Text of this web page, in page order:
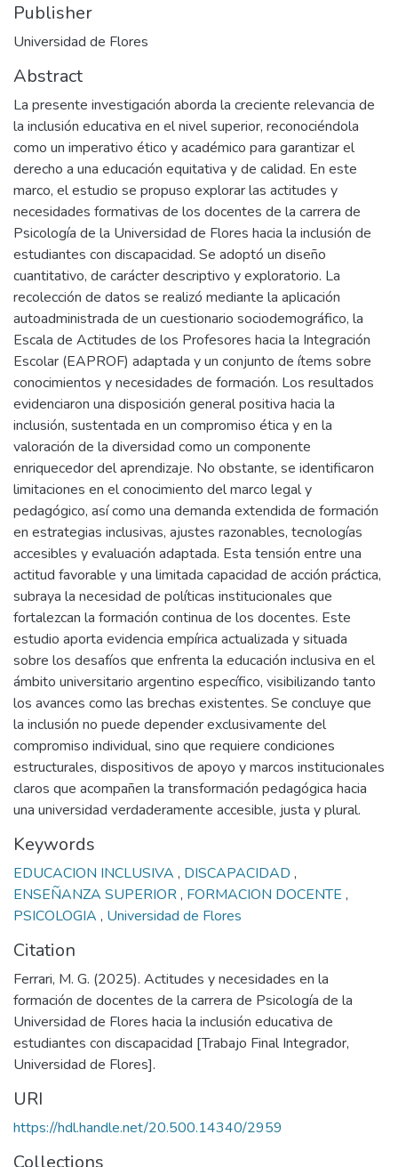
Publisher
Universidad de Flores
Abstract
La presente investigación aborda la creciente relevancia de
la inclusión educativa en el nivel superior, reconociéndola
como un imperativo ético y académico para garantizar el
derecho a una educación equitativa y de calidad. En este
marco, el estudio se propuso explorar las actitudes y
necesidades formativas de los docentes de la carrera de
Psicología de la Universidad de Flores hacia la inclusión de
estudiantes con discapacidad. Se adoptó un diseño
cuantitativo, de carácter descriptivo y exploratorio. La
recolección de datos se realizó mediante la aplicación
autoadministrada de un cuestionario sociodemográfico, la
Escala de Actitudes de los Profesores hacia la Integración
Escolar (EAPROF) adaptada y un conjunto de ítems sobre
conocimientos y necesidades de formación. Los resultados
evidenciaron una disposición general positiva hacia la
inclusión, sustentada en un compromiso ética y en la
valoración de la diversidad como un componente
enriquecedor del aprendizaje. No obstante, se identificaron
limitaciones en el conocimiento del marco legal y
pedagógico, así como una demanda extendida de formación
en estrategias inclusivas, ajustes razonables, tecnologías
accesibles y evaluación adaptada. Esta tensión entre una
actitud favorable y una limitada capacidad de acción práctica,
subraya la necesidad de políticas institucionales que
fortalezcan la formación continua de los docentes. Este
estudio aporta evidencia empírica actualizada y situada
sobre los desafíos que enfrenta la educación inclusiva en el
ámbito universitario argentino específico, visibilizando tanto
los avances como las brechas existentes. Se concluye que
la inclusión no puede depender exclusivamente del
compromiso individual, sino que requiere condiciones
estructurales, dispositivos de apoyo y marcos institucionales
claros que acompañen la transformación pedagógica hacia
una universidad verdaderamente accesible, justa y plural.
Keywords
EDUCACION INCLUSIVA , DISCAPACIDAD ,
ENSEÑANZA SUPERIOR, FORMACION DOCENTE ,
PSICOLOGIA , Universidad de Flores
Citation
Ferrari, M. G. (2025). Actitudes y necesidades en la
formación de docentes de la carrera de Psicología de la
Universidad de Flores hacia la inclusión educativa de
estudiantes con discapacidad [Trabajo Final Integrador,
Universidad de Flores].
URI
https://hdl.handle.net/20.500.14340/2959
Collections